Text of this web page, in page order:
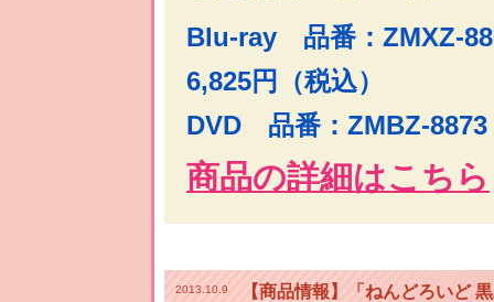
Blu-ray 品番：ZMXZ-
6,825円（税込）
DVD 品番：ZMBZ-
商品の詳細はこちら
2013.10.9 【商品情報】「ねんどろいど